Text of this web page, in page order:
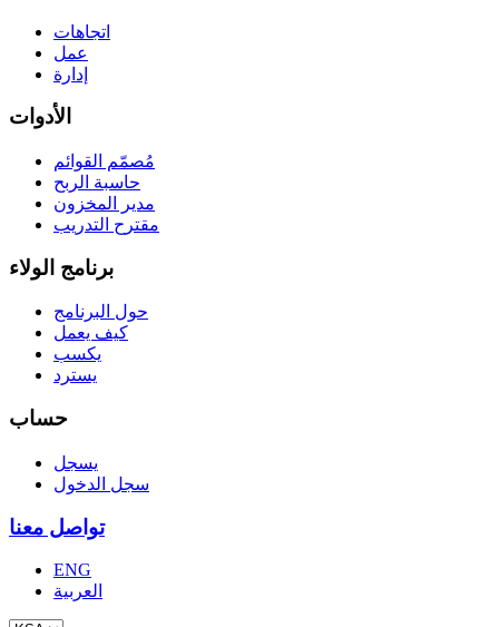
اتجاهات
عمل
إدارة
الأدوات
مُصمّم القوائم
حاسبة الربح
مدير المخزون
مقترح التدريب
برنامج الولاء
حول البرنامج
كيف يعمل
يكسب
يسترد
حساب
يسجل
سجل الدخول
تواصل معنا
ENG
العربية